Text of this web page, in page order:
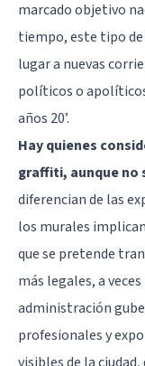
marcado objetivo
tiempo, este tipo
lugar a nuevas
políticos o
años 20’.
Hay quienes
graffiti, aunque no
diferencian de las
los murales
que se pretende
más legales, a
administración
profesionales y